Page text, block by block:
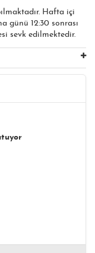
Hafta içi
günü 12:30 sonrası
sevk edilmektedir.